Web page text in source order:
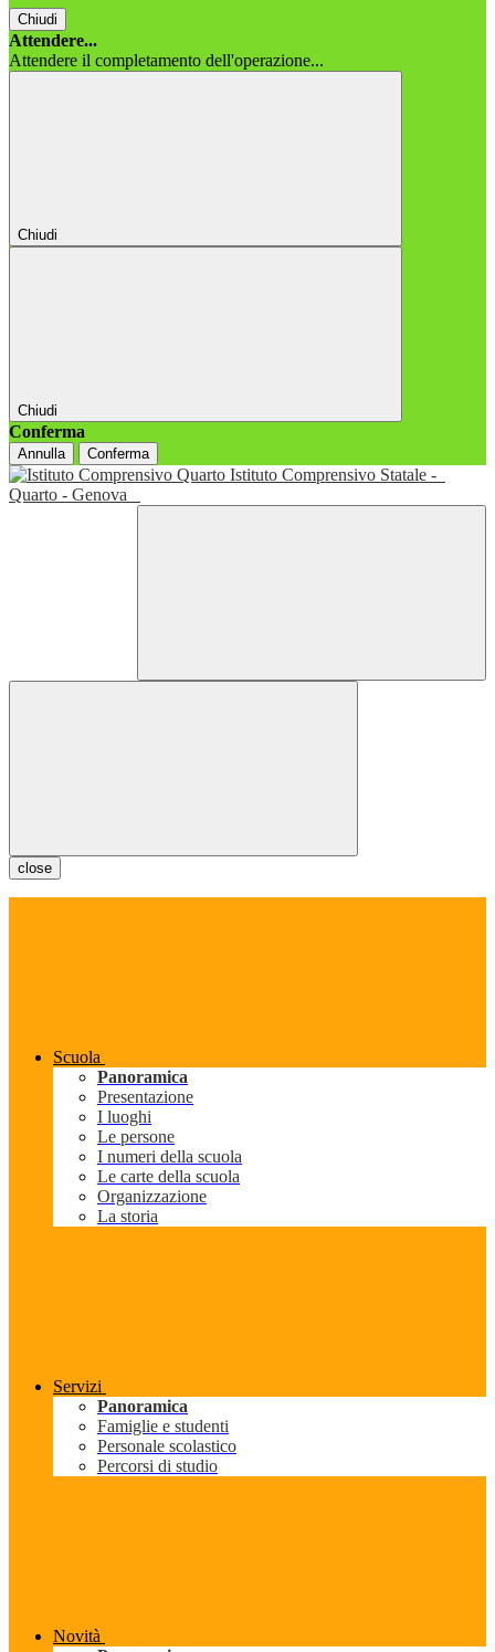
Chiudi
Attendere...
Attendere il completamento dell'operazione...
Chiudi
Chiudi
Conferma
Annulla Conferma
Istituto Comprensivo Statale -
Quarto - Genova
close
Scuola
Panoramica
Presentazione
I luoghi
Le persone
I numeri della scuola
Le carte della scuola
Organizzazione
La storia
Servizi
Panoramica
Famiglie e studenti
Personale scolastico
Percorsi di studio
Novità